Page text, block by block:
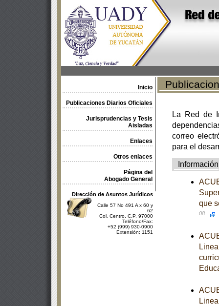
Inicio
Publicaciones Diarios Oficiales
Jurisprudencias y Tesis
Aisladas
Enlaces
Otros enlaces
Página del
Abogado General
Dirección de Asuntos Jurídicos
Calle 57 No 491 A x 60 y
62
Col. Centro, C.P. 97000
Teléfono/Fax:
+52 (999) 930-0900
Extensión: 1151
La Red de
correo
para el
Información
que
08